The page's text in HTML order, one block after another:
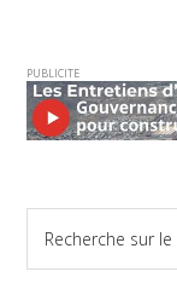
PUBLICITE